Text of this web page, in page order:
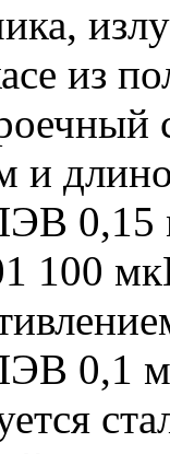
из
и
0,15
0,1